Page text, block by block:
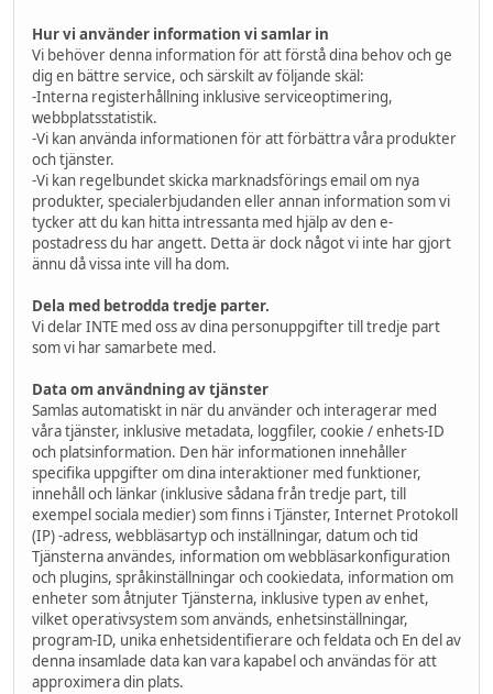
Hur vi använder information vi samlar in
Vi behöver denna information för att förstå dina behov och ge
dig en bättre service, och särskilt av följande skäl:
-Interna registerhållning inklusive serviceoptimering,
webbplatsstatistik.
-Vi kan använda informationen för att förbättra våra produkter
och tjänster.
-Vi kan regelbundet skicka marknadsförings email om nya
produkter, specialerbjudanden eller annan information som vi
tycker att du kan hitta intressanta med hjälp av den e-
postadress du har angett. Detta är dock något vi inte har gjort
ännu då vissa inte vill ha dom.
Dela med betrodda tredje parter.
Vi delar INTE med oss av dina personuppgifter till tredje part
som vi har samarbete med.
Data om användning av tjänster
Samlas automatiskt in när du använder och interagerar med
våra tjänster, inklusive metadata, loggfiler, cookie / enhets-ID
och platsinformation. Den här informationen innehåller
specifika uppgifter om dina interaktioner med funktioner,
innehåll och länkar (inklusive sådana från tredje part, till
exempel sociala medier) som finns i Tjänster, Internet Protokoll
(IP) -adress, webbläsartyp och inställningar, datum och tid
Tjänsterna användes, information om webbläsarkonfiguration
och plugins, språkinställningar och cookiedata, information om
enheter som åtnjuter Tjänsterna, inklusive typen av enhet,
vilket operativsystem som används, enhetsinställningar,
program-ID, unika enhetsidentifierare och feldata och En del av
denna insamlade data kan vara kapabel och användas för att
approximera din plats.